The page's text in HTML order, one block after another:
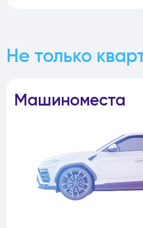
Не только
Машиноместа